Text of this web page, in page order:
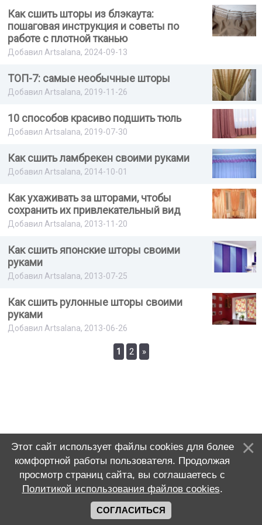
Как сшить шторы из блэкаута:
пошаговая инструкция и советы по
работе с плотной тканью
Добавил Artsalana, 2024-09-13
ТОП-7: самые необычные шторы
Добавил Artsalana, 2019-11-26
10 способов красиво подшить тюль
Добавил Artsalana, 2019-07-30
Как сшить ламбрекен своими руками
Добавил Artsalana, 2014-10-01
Как ухаживать за шторами, чтобы
сохранить их привлекательный вид
Добавил Artsalana, 2013-11-20
Как сшить японские шторы своими
руками
Добавил Artsalana, 2013-07-25
Как сшить рулонные шторы своими
руками
Добавил Artsalana, 2013-06-26
1 2 »
Этот сайт использует файлы cookies для более
комфортной работы пользователя. Продолжая
просмотр страниц сайта, вы соглашаетесь с
Политикой использования файлов cookies.
СОГЛАСИТЬСЯ